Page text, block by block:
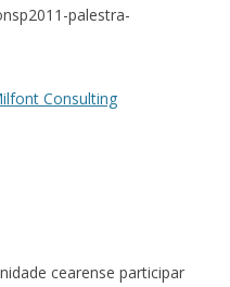
palestra-
Consulting
cearense participar